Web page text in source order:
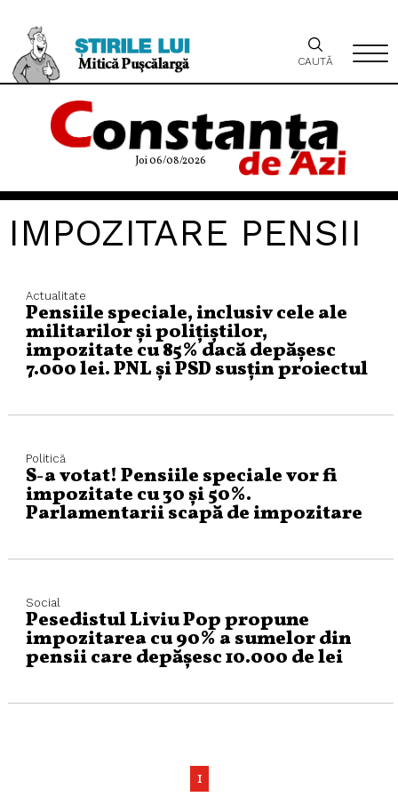
Joi 06/08/2026
CAUTĂ
IMPOZITARE PENSII
Actualitate
Pensiile speciale, inclusiv cele ale
militarilor și polițiștilor,
impozitate cu 85% dacă depășesc
7.000 lei. PNL și PSD susțin proiectul
Politică
S-a votat! Pensiile speciale vor fi
impozitate cu 30 și 50%.
Parlamentarii scapă de impozitare
Social
Pesedistul Liviu Pop propune
impozitarea cu 90% a sumelor din
pensii care depășesc 10.000 de lei
1